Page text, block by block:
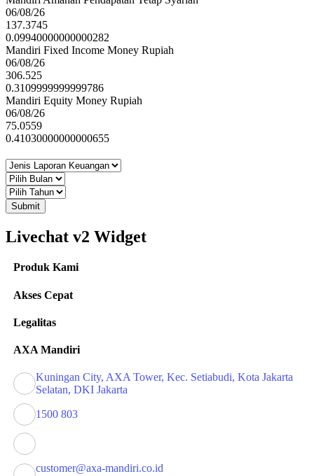
06/08/26
137.3745
0.09940000000000282
Mandiri Fixed Income Money Rupiah
06/08/26
306.525
0.3109999999999786
Mandiri Equity Money Rupiah
06/08/26
75.0559
0.41030000000000655
Submit
Livechat v2 Widget
Produk Kami
Akses Cepat
Legalitas
AXA Mandiri
Kuningan City, AXA Tower, Kec. Setiabudi, Kota Jakarta
Selatan, DKI Jakarta
1500 803
customer@axa-mandiri.co.id